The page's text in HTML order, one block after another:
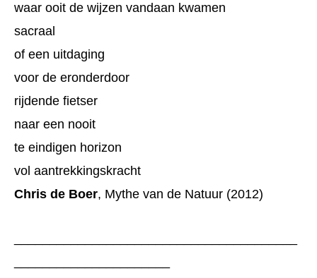
waar ooit de wijzen vandaan kwamen
sacraal
of een uitdaging
voor de eronderdoor
rijdende fietser
naar een nooit
te eindigen horizon
vol aantrekkingskracht
Chris de Boer, Mythe van de Natuur (2012)